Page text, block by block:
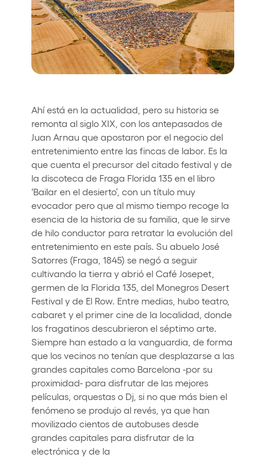
Who we are
Do you want to work with us?
elrow News
Follow us on tiktok
Follow us on facebook
Follow us on instagram
Follow us on twitter
Follow us on linkedin
Follow us on youtube
Legal Notice
Sustainability Policy
Ahí está en la actualidad, pero su historia se
remonta al siglo XIX, con los antepasados de
Juan Arnau que apostaron por el negocio del
entretenimiento entre las fincas de labor. Es la
que cuenta el precursor del citado festival y de
la discoteca de Fraga Florida 135 en el libro
‘Bailar en el desierto’, con un título muy
evocador pero que al mismo tiempo recoge la
esencia de la historia de su familia, que le sirve
de hilo conductor para retratar la evolución del
entretenimiento en este país. Su abuelo José
Satorres (Fraga, 1845) se negó a seguir
cultivando la tierra y abrió el Café Josepet,
germen de la Florida 135, del Monegros Desert
Festival y de El Row. Entre medias, hubo teatro,
cabaret y el primer cine de la localidad, donde
los fragatinos descubrieron el séptimo arte.
Siempre han estado a la vanguardia, de forma
que los vecinos no tenían que desplazarse a las
grandes capitales como Barcelona -por su
proximidad- para disfrutar de las mejores
películas, orquestas o Dj, si no que más bien el
fenómeno se produjo al revés, ya que han
movilizado cientos de autobuses desde
grandes capitales para disfrutar de la
electrónica y de la